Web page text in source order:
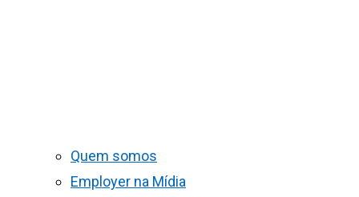
Quem somos
Employer na Mídia